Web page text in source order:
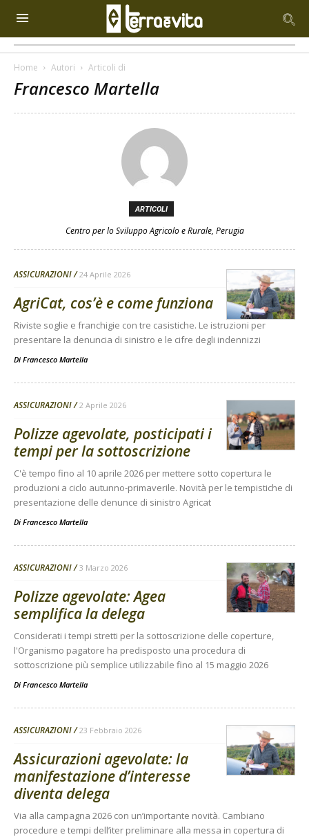
Home Autori Articoli di
Francesco Martella
ARTICOLI
Centro per lo Sviluppo Agricolo e Rurale, Perugia
ASSICURAZIONI 24 Aprile 2026
AgriCat, cos’è e come funziona
Riviste soglie e franchigie con tre casistiche. Le istruzioni per
presentare la denuncia di sinistro e le cifre degli indennizzi
Di Francesco Martella
ASSICURAZIONI 2 Aprile 2026
Polizze agevolate, posticipati i
tempi per la sottoscrizione
C'è tempo fino al 10 aprile 2026 per mettere sotto copertura le
produzioni a ciclo autunno-primaverile. Novità per le tempistiche di
presentazione delle denunce di sinistro Agricat
Di Francesco Martella
ASSICURAZIONI 3 Marzo 2026
Polizze agevolate: Agea
semplifica la delega
Considerati i tempi stretti per la sottoscrizione delle coperture,
l'Organismo pagatore ha predisposto una procedura di
sottoscrizione più semplice utilizzabile fino al 15 maggio 2026
Di Francesco Martella
ASSICURAZIONI 23 Febbraio 2026
Assicurazioni agevolate: la
manifestazione d’interesse
diventa delega
Via alla campagna 2026 con un’importante novità. Cambiano
procedure e tempi dell’iter preliminare alla messa in copertura di